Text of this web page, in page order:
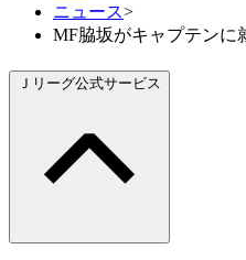
ニュース>
MF脇坂がキャプテンに
Ｊリーグ公式サービス